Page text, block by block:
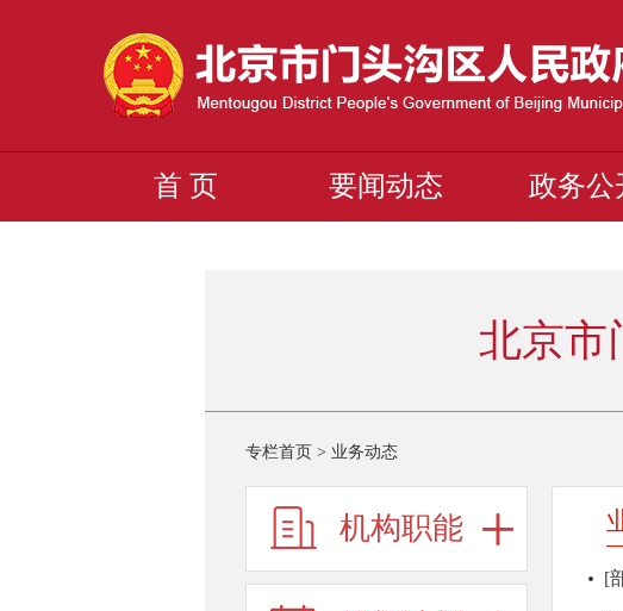
首 页 要闻动态 政务公
北京市
专栏首页 > 业务动态
机构职能
[